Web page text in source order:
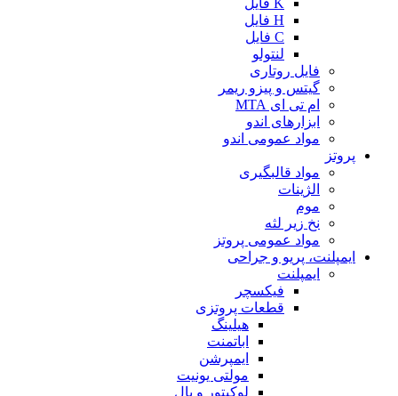
H فایل
C فایل
لنتولو
فایل روتاری
گیتس و پیزو ریمر
ام تی ای MTA
ابزارهای اندو
مواد عمومی اندو
پروتز
مواد قالبگیری
الژینات
موم
نخ زیر لثه
مواد عمومی پروتز
ایمپلنت، پریو و جراحی
ایمپلنت
فیکسچر
قطعات پروتزی
هیلینگ
اباتمنت
ایمپرشن
مولتی یونیت
لوکیتور و بال